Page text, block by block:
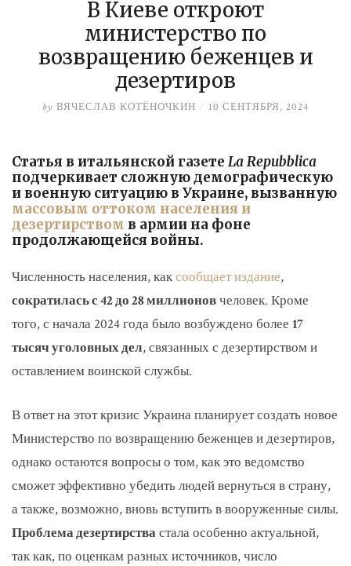
В Киеве откроют
министерство по
возвращению беженцев и
дезертиров
by ВЯЧЕСЛАВ КОТЁНОЧКИН / 10 СЕНТЯБРЯ, 2024
Статья в итальянской газете La Repubblica
подчеркивает сложную демографическую
и военную ситуацию в Украине, вызванную
массовым оттоком населения и
дезертирством в армии на фоне
продолжающейся войны.
Численность населения, каксообщает издание,
сократилась с 42 до 28 миллионовчеловек. Кроме
того, с начала 2024 года было возбуждено более 17
тысяч уголовных дел, связанных с дезертирством и
оставлением воинской службы.
В ответ на этот кризис Украина планирует создать новое
Министерство по возвращению беженцев и дезертиров,
однако остаются вопросы о том, как это ведомство
сможет эффективно убедить людей вернуться в страну,
а также, возможно, вновь вступить в вооруженные силы.
Проблема дезертирствастала особенно актуальной,
так как, по оценкам разных источников, число